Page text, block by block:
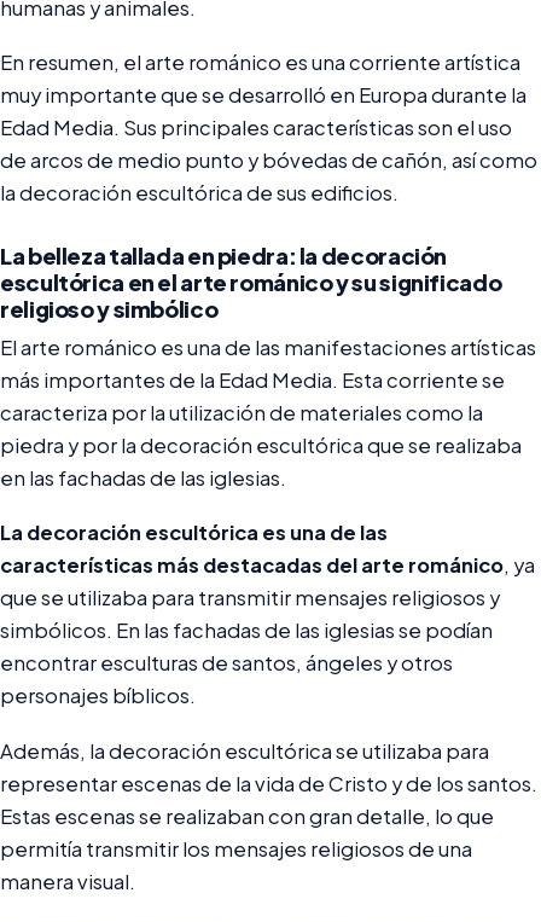
humanas y animales.
En resumen, el arte románico es una corriente artística
muy importante que se desarrolló en Europa durante la
Edad Media. Sus principales características son el uso
de arcos de medio punto y bóvedas de cañón, así como
la decoración escultórica de sus edificios.
La belleza tallada en piedra: la decoración
escultórica en el arte románico y su significado
religioso y simbólico
El arte románico es una de las manifestaciones artísticas
más importantes de la Edad Media. Esta corriente se
caracteriza por la utilización de materiales como la
piedra y por la decoración escultórica que se realizaba
en las fachadas de las iglesias.
La decoración escultórica es una de las
características más destacadas del arte románico, ya
que se utilizaba para transmitir mensajes religiosos y
simbólicos. En las fachadas de las iglesias se podían
encontrar esculturas de santos, ángeles y otros
personajes bíblicos.
Además, la decoración escultórica se utilizaba para
representar escenas de la vida de Cristo y de los santos.
Estas escenas se realizaban con gran detalle, lo que
permitía transmitir los mensajes religiosos de una
manera visual.